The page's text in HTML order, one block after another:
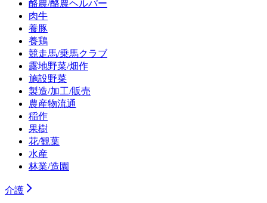
酪農/酪農ヘルパー
肉牛
養豚
養鶏
競走馬/乗馬クラブ
露地野菜/畑作
施設野菜
製造/加工/販売
農産物流通
稲作
果樹
花/観葉
水産
林業/造園
介護